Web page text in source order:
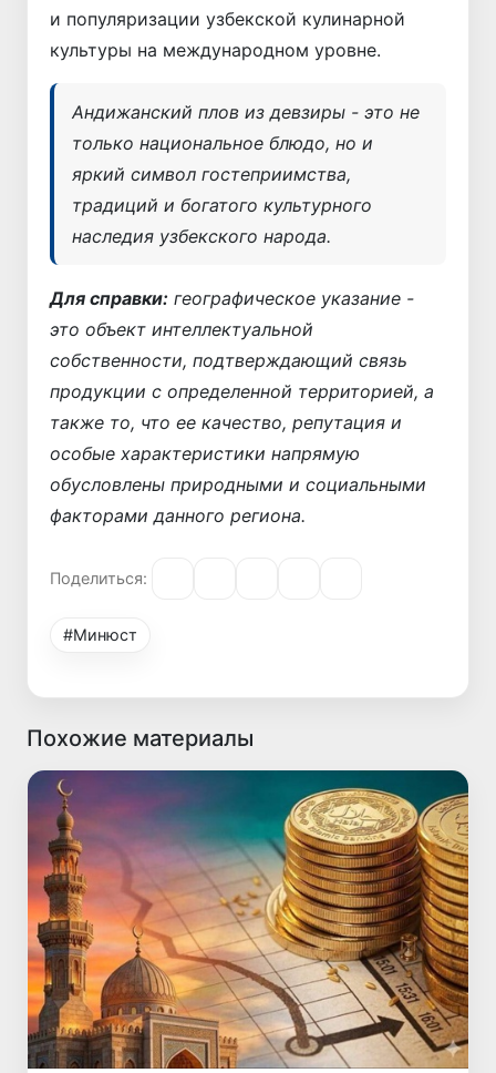
и популяризации узбекской кулинарной
культуры на международном уровне.
Андижанский плов из девзиры - это не
только национальное блюдо, но и
яркий символ гостеприимства,
традиций и богатого культурного
наследия узбекского народа.
Для справки: географическое указание -
это объект интеллектуальной
собственности, подтверждающий связь
продукции с определенной территорией, а
также то, что ее качество, репутация и
особые характеристики напрямую
обусловлены природными и социальными
факторами данного региона.
Поделиться:
#Минюст
Похожие материалы